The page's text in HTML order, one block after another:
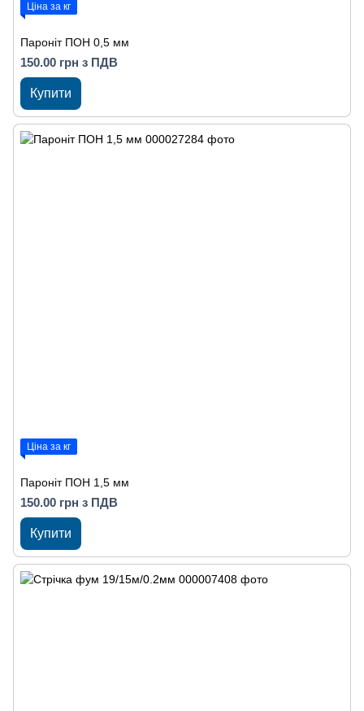
Ціна за кг
Пароніт ПОН 0,5 мм
150.00 грн з ПДВ
Купити
Ціна за кг
Пароніт ПОН 1,5 мм
150.00 грн з ПДВ
Купити